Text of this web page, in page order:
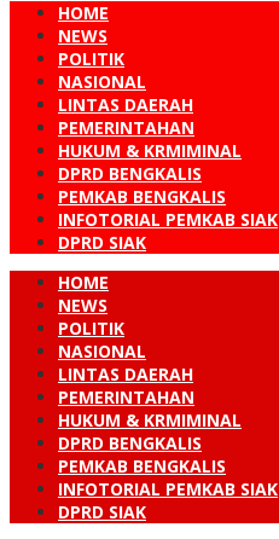
HOME
NEWS
POLITIK
NASIONAL
LINTAS DAERAH
PEMERINTAHAN
HUKUM & KRMIMINAL
DPRD BENGKALIS
PEMKAB BENGKALIS
INFOTORIAL PEMKAB SIAK
DPRD SIAK
HOME
NEWS
POLITIK
NASIONAL
LINTAS DAERAH
PEMERINTAHAN
HUKUM & KRMIMINAL
DPRD BENGKALIS
PEMKAB BENGKALIS
INFOTORIAL PEMKAB SIAK
DPRD SIAK